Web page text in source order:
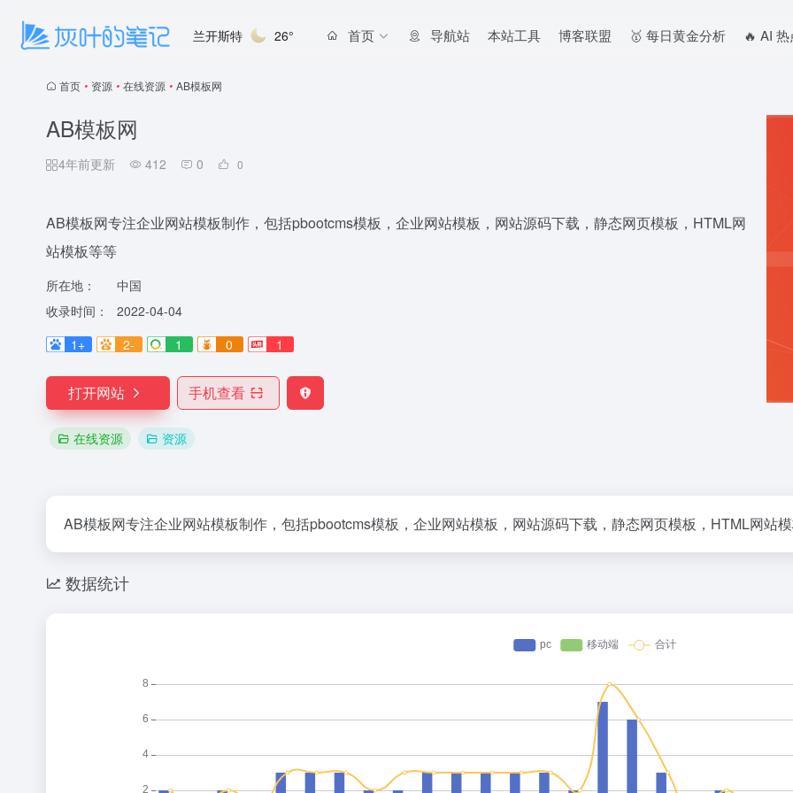
兰开斯特 26° 首页 导航站 本站工具 博客联盟 🥇 每日黄金分析 🔥 AI
首页 • 资源 • 在线资源 • AB模板网
AB模板网
4年前更新 412 0 0
AB模板网专注企业网站模板制作，包括pbootcms模板，企业网站模板，网站源码下载，静态网页模板，HTML网
站模板等等
所在地：
中国
收录时间：
2022-04-04
1+
2- 1 0 1
打开网站 手机查看
在线资源 资源
AB模板网专注企业网站模板制作，包括pbootcms模板，企业网站模板，网站源码下载，静态网页模板，HTML网站
数据统计